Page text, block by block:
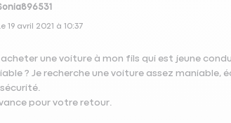
19 avril 2021 à 10:37
acheter une voiture à mon fils qui est jeune
? Je recherche une voiture assez
pour votre retour.